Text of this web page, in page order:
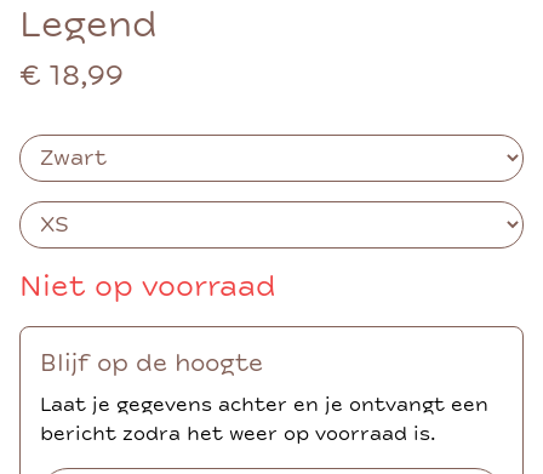
Legend
€ 18,99
Niet op voorraad
Blijf op de hoogte
Laat je gegevens achter en je ontvangt een
bericht zodra het weer op voorraad is.